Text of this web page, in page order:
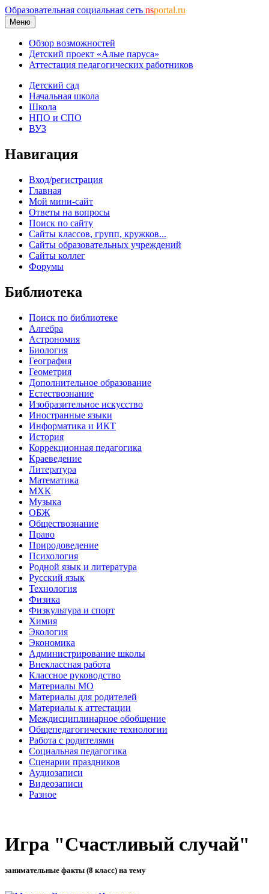
Образовательная социальная сеть nsportal.ru
Меню
Обзор возможностей
Детский проект «Алые паруса»
Аттестация педагогических работников
Детский сад
Начальная школа
Школа
НПО и СПО
ВУЗ
Навигация
Вход/регистрация
Главная
Мой мини-сайт
Ответы на вопросы
Поиск по сайту
Сайты классов, групп, кружков...
Сайты образовательных учреждений
Сайты коллег
Форумы
Библиотека
Поиск по библиотеке
Алгебра
Астрономия
Биология
География
Геометрия
Дополнительное образование
Естествознание
Изобразительное искусство
Иностранные языки
Информатика и ИКТ
История
Коррекционная педагогика
Краеведение
Литература
Математика
МХК
Музыка
ОБЖ
Обществознание
Право
Природоведение
Психология
Родной язык и литература
Русский язык
Технология
Физика
Физкультура и спорт
Химия
Экология
Экономика
Администрирование школы
Внеклассная работа
Классное руководство
Материалы МО
Материалы для родителей
Материалы к аттестации
Междисциплинарное обобщение
Общепедагогические технологии
Работа с родителями
Социальная педагогика
Сценарии праздников
Аудиозаписи
Видеозаписи
Разное
Игра "Счастливый случай"
занимательные факты (8 класс) на тему